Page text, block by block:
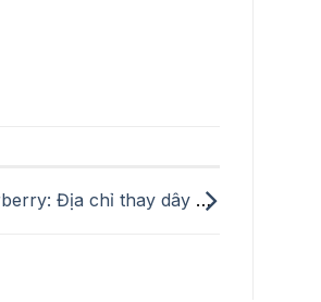
Thay dây đồng hồ Burberry: Địa chỉ thay dây Burberry uy tín